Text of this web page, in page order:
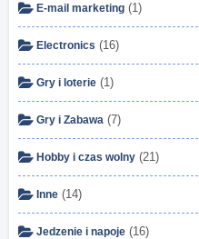
E-mail marketing (1)
Electronics (16)
Gry i loterie (1)
Gry i Zabawa (7)
Hobby i czas wolny (21)
Inne (14)
Jedzenie i napoje (16)